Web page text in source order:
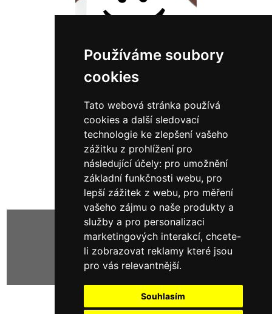
Používáme soubory
cookies
Tato webová stránka používá
cookies a další sledovací
technologie ke zlepšení vašeho
zážitku z prohlížení pro
následující účely: pro umožnění
základní funkčnosti webu, pro
lepší zážitek z webu, pro měření
vašeho zájmu o naše produkty a
služby a pro personalizaci
marketingových interakcí, chcete-
li zobrazovat reklamy které jsou
pro vás relevantnější.
Souhlasím
14 783,00 Kč bez DPH
17 887,43 Kč s DPH
1 2 3 [Další »]
Zobrazeno (z45